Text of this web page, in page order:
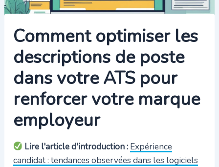
Comment optimiser les
descriptions de poste
dans votre ATS pour
renforcer votre marque
employeur
Lire l'article d'introduction : Expérience
candidat : tendances observées dans les logiciels